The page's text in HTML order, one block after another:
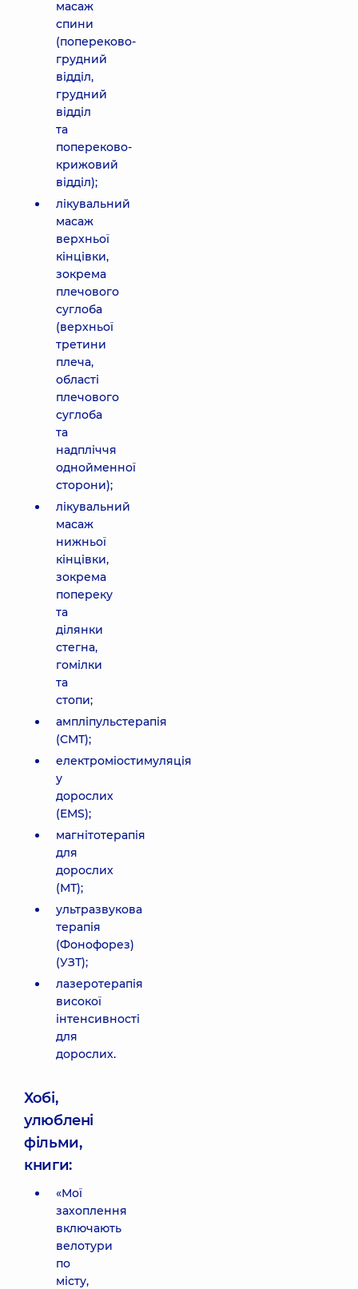
масаж
спини
(попереково-
грудний
відділ,
грудний
відділ
та
попереково-
крижовий
відділ);
лікувальний
масаж
верхньої
кінцівки,
зокрема
плечового
суглоба
(верхньої
третини
плеча,
області
плечового
суглоба
та
надпліччя
однойменної
сторони);
лікувальний
масаж
нижньої
кінцівки,
зокрема
попереку
та
ділянки
стегна,
гомілки
та
стопи;
ампліпульстерапія
(СМТ);
електроміостимуляція
у
дорослих
(EMS);
магнітотерапія
для
дорослих
(МТ);
ультразвукова
терапія
(Фонофорез)
(УЗТ);
лазеротерапія
високої
інтенсивності
для
дорослих.
Хобі,
улюблені
фільми,
книги:
«Мої
захоплення
включають
велотури
по
місту,